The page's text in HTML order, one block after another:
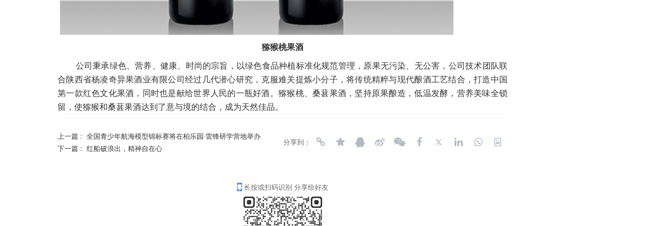
猕猴桃果酒
公司秉承绿色、营养、健康、时尚的宗旨，以绿色食品种植标准化规范管理，原果无污染、无公害，公司技术团队联
合陕西省杨凌奇异果酒业有限公司经过几代潜心研究，克服难关提炼小分子，将传统精粹与现代酿酒工艺结合，打造中国
第一款红色文化果酒，同时也是献给世界人民的一瓶好酒。猕猴桃、桑葚果酒，坚持原果酿造，低温发酵，营养美味全锁
留，使猕猴和桑葚果酒达到了意与境的结合，成为天然佳品。
上一篇 : 全国青少年航海模型锦标赛将在柏乐园·雷锋研学营地举办
下一篇 : 红船破浪出，精神自在心
分享到：
长按或扫码识别 分享给好友